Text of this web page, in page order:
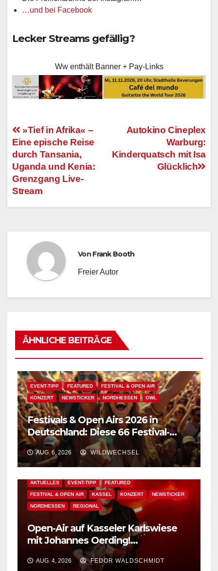
…und bei Facebook
Lecker Streams gefällig?
Ww enthält Banner + Pay-Links
Beitragsnavigation
Autokino Cineplex
Warburg:
Kinderquatsch mit Isa
Glücklich
»Tief in Afrika« –
Eine epische Reise
durch Tansania,
Uganda und Kenia:
Grenzgang Live-
Stream
Von Frank Booth
Freier Autor
ÄHNLICHE BEITRÄGE
EVENT-TIPP FEATURED FESTIVAL & OPEN AIR
KONZERT NEWSTICKER NORDHESSEN OWL
Festivals & Open Airs 2026 in
Deutschland: Diese 66 Festival-
Events warten auf Dich!
AUG. 6, 2026 WILDWECHSEL
AKTUELLES EVENT-TIPP FEATURED
FESTIVAL & OPEN AIR KASSEL KONZERT NEWSTICKER
NORDHESSEN REGIONAL
Open-Air auf Kasseler Karlswiese
mit Johannes Oerding!
Zusatzkontingent an Tickets
erhältlich!
AUG. 4, 2026 FEDOR WALDSCHMIDT